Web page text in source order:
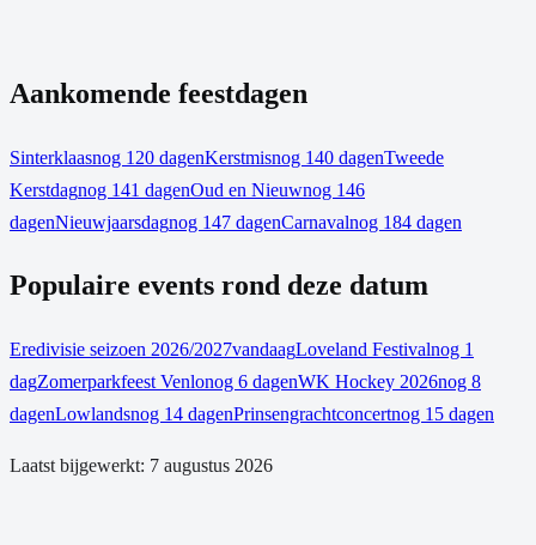
Aankomende feestdagen
Sinterklaasnog 120 dagenKerstmisnog 140 dagenTweede
Kerstdagnog 141 dagenOud en Nieuwnog 146
dagenNieuwjaarsdagnog 147 dagenCarnavalnog 184 dagen
Populaire events rond deze datum
Eredivisie seizoen 2026/2027vandaagLoveland Festivalnog 1
dagZomerparkfeest Venlonog 6 dagenWK Hockey 2026nog 8
dagenLowlandsnog 14 dagenPrinsengrachtconcertnog 15 dagen
Laatst bijgewerkt: 7 augustus 2026